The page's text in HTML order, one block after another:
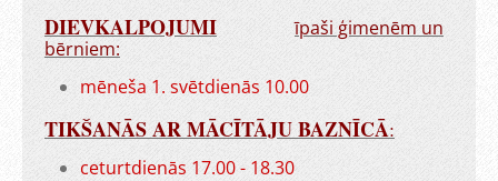
DIEVKALPOJUMI
īpaši ģimenēm un
bērniem:
mēneša 1. svētdienās 10.00
TIKŠANĀS AR MĀCĪTĀJU BAZNĪCĀ:
ceturtdienās 17.00 - 18.30